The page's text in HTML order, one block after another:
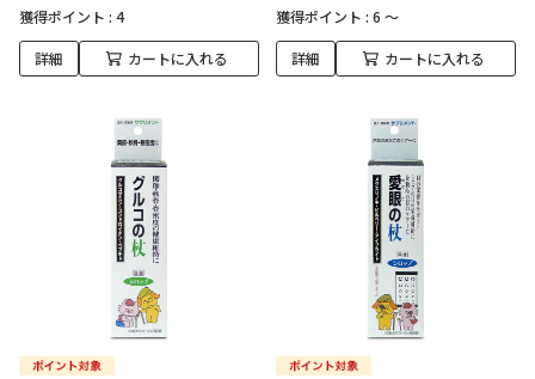
獲得ポイント : 4
詳細 カートに入れる
獲得ポイント : 6 ～
詳細 カートに入れる